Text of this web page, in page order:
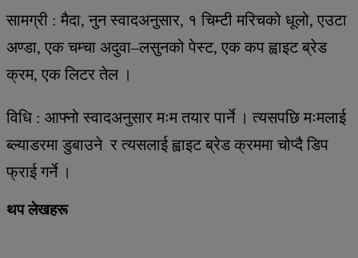
सामग्री : मैदा, नुन स्वादअनुसार, १ चिम्टी मरिचको धूलो, एउटा
अण्डा, एक चम्चा अदुवा–लसुनको पेस्ट, एक कप ह्वाइट ब्रेड
क्रम, एक लिटर तेल ।
विधि : आफ्नो स्वादअनुसार मःम तयार पार्ने । त्यसपछि मःमलाई
ब्ल्याडरमा डुबाउने र त्यसलाई ह्वाइट ब्रेड क्रममा चोप्दै डिप
फ्राई गर्ने ।
थप लेखहरू